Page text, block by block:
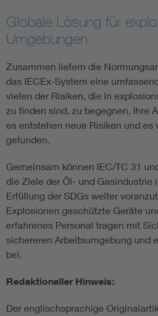
Globale Lösung für
Umgebungen
Zusammen liefern die
das IECEx-System eine
vielen der Risiken, die in
zu finden sind, zu begegnen. Ihre
es entstehen neue Risiken und es
gefunden.
Gemeinsam können IEC/TC 31
die Ziele der Öl- und Gasindustrie
Erfüllung der SDGs weiter
Explosionen geschützte Geräte
erfahrenes Personal tragen mit
sichereren Arbeitsumgebung und
bei.
Redaktioneller Hinweis:
Der englischsprachige